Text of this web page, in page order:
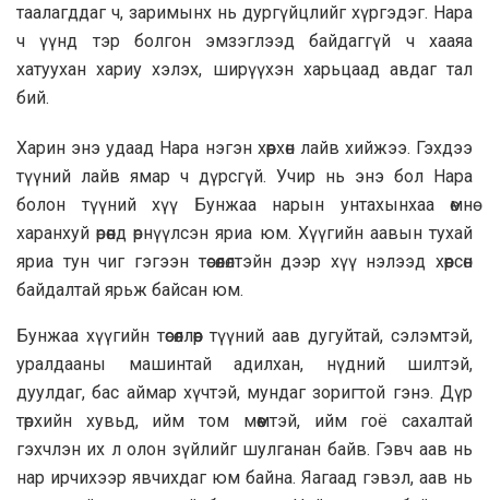
таалагддаг ч, заримынх нь дургүйцлийг хүргэдэг. Нара
ч үүнд тэр болгон эмзэглээд байдаггүй ч хааяа
хатуухан хариу хэлэх, ширүүхэн харьцаад авдаг тал
бий.
Харин энэ удаад Нара нэгэн хөөрхөн лайв хийжээ. Гэхдээ
түүний лайв ямар ч дүрсгүй. Учир нь энэ бол Нара
болон түүний хүү Бунжаа нарын унтахынхаа өмнө
харанхуй өрөөнд өрнүүлсэн яриа юм. Хүүгийн аавын тухай
яриа тун чиг гэгээн төсөөлөлтэйн дээр хүү нэлээд хөөрсөн
байдалтай ярьж байсан юм.
Бунжаа хүүгийн төсөөллөөр түүний аав дугуйтай, сэлэмтэй,
уралдааны машинтай адилхан, нүдний шилтэй,
дуулдаг, бас аймар хүчтэй, мундаг зоригтой гэнэ. Дүр
төрхийн хувьд, ийм том мөөмтэй, ийм гоё сахалтай
гэхчлэн их л олон зүйлийг шулганан байв. Гэвч аав нь
нар ирчихээр явчихдаг юм байна. Яагаад гэвэл, аав нь